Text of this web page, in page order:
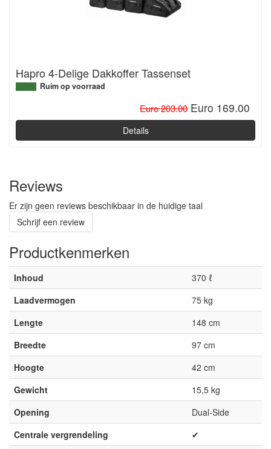
Hapro 4-Delige Dakkoffer Tassenset
Ruim op voorraad
Euro 203.00Euro 169.00
Details
Reviews
Er zijn geen reviews beschikbaar in de huidige taal
Schrijf een review
Productkenmerken
Inhoud
370 ℓ
Laadvermogen
75 kg
Lengte
148 cm
Breedte
97 cm
Hoogte
42 cm
Gewicht
15,5 kg
Opening
Dual-Side
Centrale vergrendeling
✔